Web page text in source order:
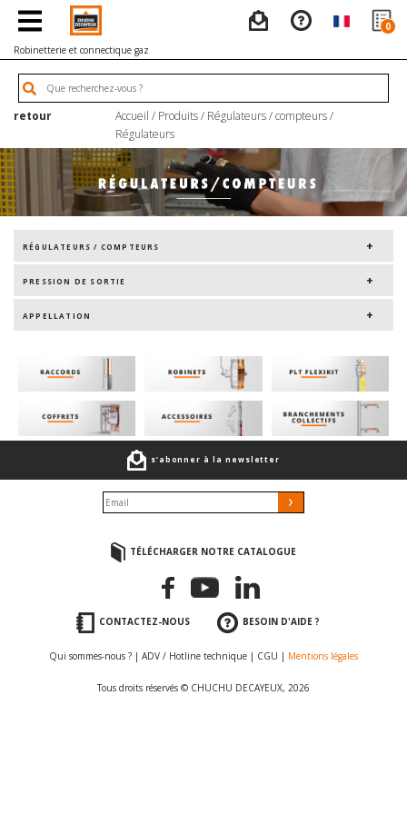
0
Robinetterie et connectique gaz
retour Accueil / Produits/ Régulateurs / compteurs/
Régulateurs
RÉGULATEURS / COMPTEURS
PRESSION DE SORTIE
APPELLATION
s’abonner à la newsletter
TÉLÉCHARGER NOTRE CATALOGUE
CONTACTEZ-NOUS BESOIN D'AIDE ?
Qui sommes-nous ? | ADV / Hotline technique | CGU | Mentions légales
Tous droits réservés © CHUCHU DECAYEUX, 2026